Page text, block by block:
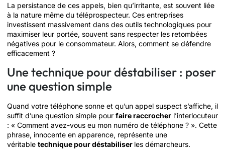
La persistance de ces appels, bien qu’irritante, est souvent liée
à la nature même du téléprospecteur. Ces entreprises
investissent massivement dans des outils technologiques pour
maximiser leur portée, souvent sans respecter les retombées
négatives pour le consommateur. Alors, comment se défendre
efficacement ?
Une technique pour déstabiliser : poser
une question simple
Quand votre téléphone sonne et qu’un appel suspect s’affiche, il
suffit d’une question simple pour faire raccrocher l’interlocuteur
: « Comment avez-vous eu mon numéro de téléphone ? ». Cette
phrase, innocente en apparence, représente une
véritable technique pour déstabiliser les démarcheurs.